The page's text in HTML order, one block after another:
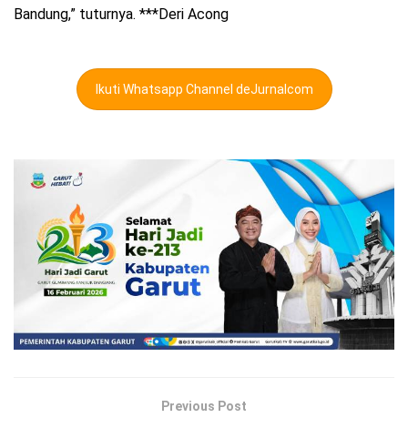
Bandung,” tuturnya. ***Deri Acong
Ikuti Whatsapp Channel deJurnalcom
Previous Post